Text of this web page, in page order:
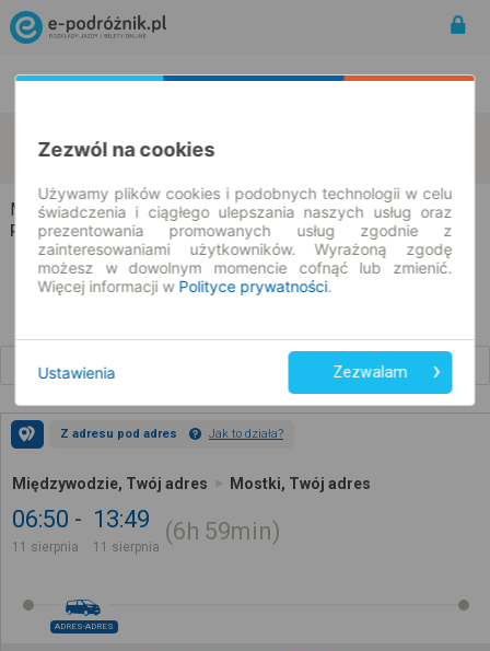
11.08.2026 | -- : --
Międzywodzie → Mostki
Rozkład jazdy i bilety
Z adresu pod adres Jak to działa?
Międzywodzie, Twój adres Mostki, Twój adres
06:50
11 sierpnia
13:49
11 sierpnia
6h 59min
ADRES-ADRES
Zezwól na cookies
Używamy plików cookies i podobnych technologii w celu
świadczenia i ciągłego ulepszania naszych usług oraz
prezentowania promowanych usług zgodnie z
zainteresowaniami użytkowników. Wyrażoną zgodę
możesz w dowolnym momencie cofnąć lub zmienić.
Więcej informacji w Polityce prywatności.
Ustawienia Zezwalam